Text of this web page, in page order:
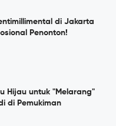
di Jakarta
Penonton!
Hijau untuk "Melarang"
di Pemukiman